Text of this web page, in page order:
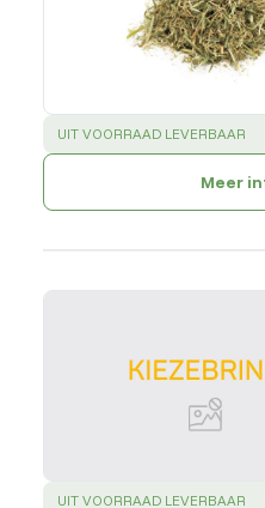
SUCCESS:
UIT VOORRAAD LEVERBAAR
Meer
SUCCESS:
UIT VOORRAAD LEVERBAAR